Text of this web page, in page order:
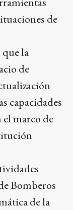
de
la
de
capacidades
el marco de
Bomberos
de la